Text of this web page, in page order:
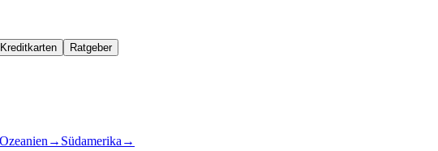
Kreditkarten Ratgeber
Ozeanien → Südamerika →